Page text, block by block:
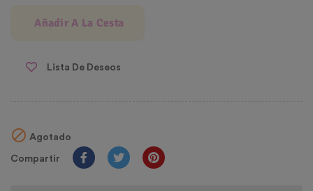
Añadir A La Cesta
Lista De Deseos
 Agotado
Compartir